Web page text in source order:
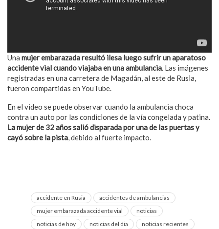
Una mujer embarazada resultó ilesa luego sufrir un aparatoso
accidente vial cuando viajaba en una ambulancia. Las imágenes
registradas en una carretera de Magadán, al este de Rusia,
fueron compartidas en YouTube.
En el video se puede observar cuando la ambulancia choca
contra un auto por las condiciones de la vía congelada y patina.
La mujer de 32 años salió disparada por una de las puertas y
cayó sobre la pista, debido al fuerte impacto.
accidente en Rusia
accidentes de ambulancias
mujer embarazada accidente vial
noticias
noticias de hoy
noticias del dia
noticias recientes